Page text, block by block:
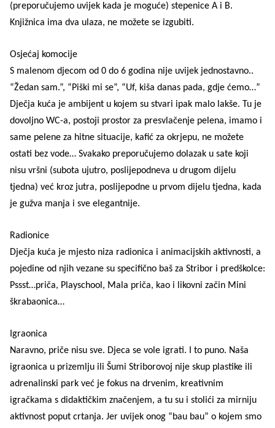
(preporučujemo uvijek kada je moguće) stepenice A i B.
Knjižnica ima dva ulaza, ne možete se izgubiti.
Osjećaj komocije
S malenom djecom od 0 do 6 godina nije uvijek jednostavno..
“Žedan sam.”, “Piški mi se”, “Uf, kiša danas pada, gdje ćemo…”
Dječja kuća je ambijent u kojem su stvari ipak malo lakše. Tu je
dovoljno WC-a, postoji prostor za presvlačenje pelena, imamo i
same pelene za hitne situacije, kafić za okrjepu, ne možete
ostati bez vode… Svakako preporučujemo dolazak u sate koji
nisu vršni (subota ujutro, poslijepodneva u drugom dijelu
tjedna) već kroz jutra, poslijepodne u prvom dijelu tjedna, kada
je gužva manja i sve elegantnije.
Radionice
Dječja kuća je mjesto niza radionica i animacijskih aktivnosti, a
pojedine od njih vezane su specifično baš za Stribor i predškolce:
Pssst…priča, Playschool, Mala priča, kao i likovni začin Mini
škrabaonica…
Igraonica
Naravno, priče nisu sve. Djeca se vole igrati. I to puno. Naša
igraonica u prizemlju ili Šumi Striborovoj nije skup plastike ili
adrenalinski park već je fokus na drvenim, kreativnim
igračkama s didaktičkim značenjem, a tu su i stolići za mirniju
aktivnost poput crtanja. Jer uvijek onog “bau bau” o kojem smo